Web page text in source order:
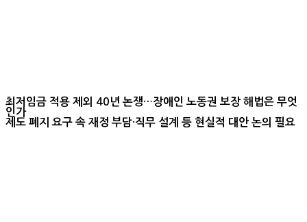
최저임금 적용 제외 40년 논쟁…장애인 노동권 보장 해법은 무엇
인가
제도 폐지 요구 속 재정 부담·직무 설계 등 현실적 대안 논의 필요